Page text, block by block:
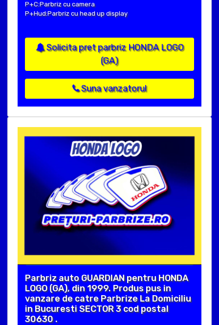
P+C:Parbriz cu camera
P+Hud:Parbriz cu head up display
Solicita pret parbriz HONDA LOGO
(GA)
Suna vanzatorul
Parbriz auto GUARDIAN pentru HONDA
LOGO (GA), din 1999. Produs pus in
vanzare de catre Parbrize La Domiciliu
in Bucuresti SECTOR 3 cod postal
30630 .